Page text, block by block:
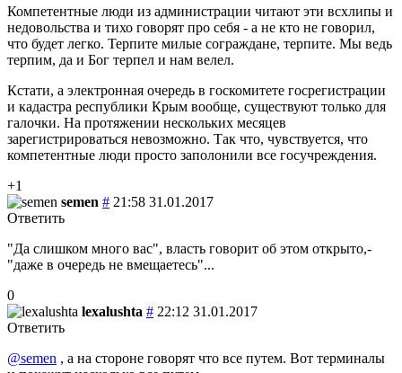
Компетентные люди из администрации читают эти всхлипы и
недовольства и тихо говорят про себя - а не кто не говорил,
что будет легко. Терпите милые сограждане, терпите. Мы ведь
терпим, да и Бог терпел и нам велел.
Кстати, а электронная очередь в госкомитете госрегистрации
и кадастра республики Крым вообще, существуют только для
галочки. На протяжении нескольких месяцев
зарегистрироваться невозможно. Так что, чувствуется, что
компетентные люди просто заполонили все госучреждения.
+1
semen # 21:58 31.01.2017
Ответить
"Да слишком много вас", власть говорит об этом открыто,-
"даже в очередь не вмещаетесь"...
0
lexalushta # 22:12 31.01.2017
Ответить
@semen , а на стороне говорят что все путем. Вот терминалы